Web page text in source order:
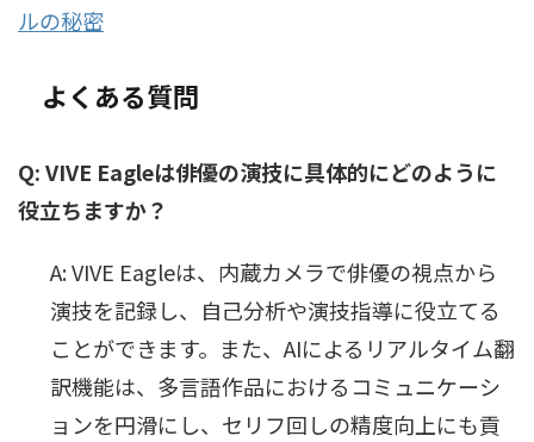
ルの秘密
よくある質問
Q: VIVE Eagleは俳優の演技に具体的にどのように
役立ちますか？
A: VIVE Eagleは、内蔵カメラで俳優の視点から
演技を記録し、自己分析や演技指導に役立てる
ことができます。また、AIによるリアルタイム翻
訳機能は、多言語作品におけるコミュニケーシ
ョンを円滑にし、セリフ回しの精度向上にも貢